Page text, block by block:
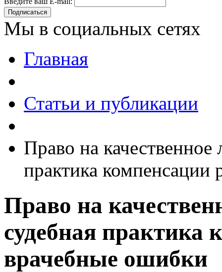
Подписаться
Мы в социальных сетях
Главная
Статьи и публикации
Право на качественное
практика компенсации
Право на
судебная практика
врачебные ошибки